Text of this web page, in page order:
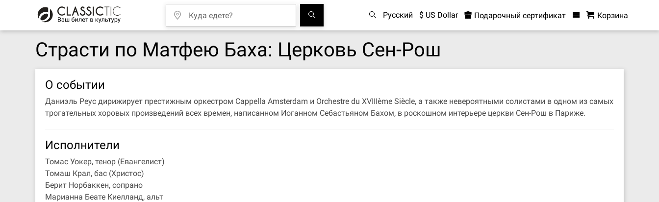
Русский $ US Dollar Подарочный сертификат Корзина
Страсти по Матфею Баха: Церковь Сен-Рош
О событии
Даниэль Реус дирижирует престижным оркестром Cappella Amsterdam и Orchestre du XVIIIème Siècle, а также невероятными солистами в одном из самых
трогательных хоровых произведений всех времен, написанном Иоганном Себастьяном Бахом, в роскошном интерьере церкви Сен-Рош в Париже.
Исполнители
Томас Уокер, тенор (Евангелист)
Томаш Крал, бас (Христос)
Берит Норбаккен, сопрано
Марианна Беате Киелланд, альт